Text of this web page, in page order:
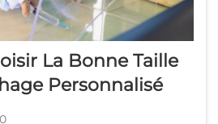
La Bonne Taille
Personnalisé